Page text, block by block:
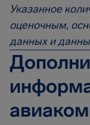
Указанное
оценочным,
данных и